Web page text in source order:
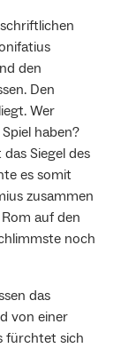
den
Den
Wer
haben?
Siegel des
es somit
zusammen
auf den
noch
das
von einer
fürchtet sich